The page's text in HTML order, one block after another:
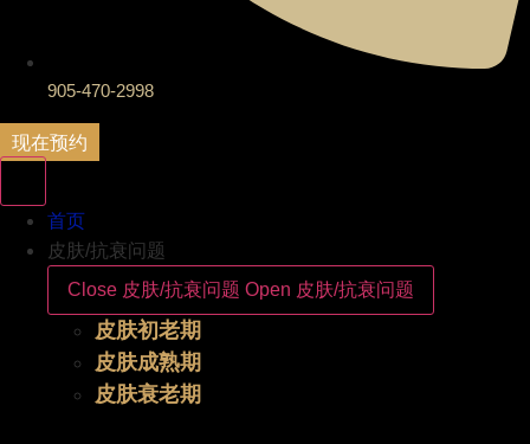
905-470-2998
现在预约
首页
皮肤/抗衰问题
Close 皮肤/抗衰问题 Open 皮肤/抗衰问题
皮肤初老期
皮肤成熟期
皮肤衰老期